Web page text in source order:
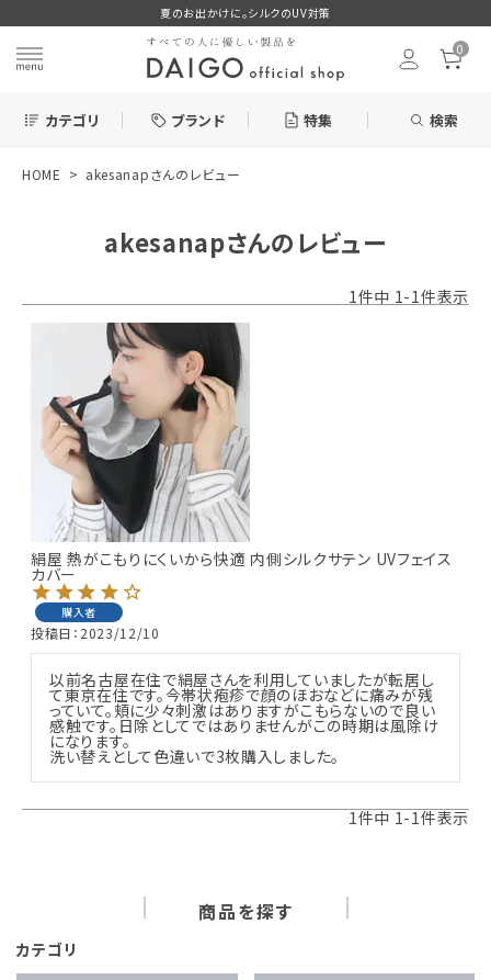
夏のお出かけに。シルクのUV対策
0
カテゴリ ブランド 特集 検索
新着＆再入荷商品
カテゴリーから探す
ギフトを探す
ブランドから探す
特集
読み物
お問い合わせ
HOME akesanapさんのレビュー
akesanapさんのレビュー
1件中 1-1件表示
絹屋 熱がこもりにくいから快適 内側シルクサテン UVフェイス
カバー
購入者
投稿日 2023/12/10
以前名古屋在住で絹屋さんを利用していましたが転居し
て東京在住です。今帯状疱疹で顔のほおなどに痛みが残
っていて。頬に少々刺激はありますがこもらないので良い
感触です。日除としてではありませんがこの時期は風除け
になります。
洗い替えとして色違いで3枚購入しました。
1件中 1-1件表示
商品を探す
カテゴリ